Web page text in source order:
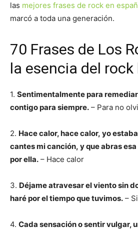
las mejores frases de rock en
marcó a toda una generación.
70 Frases de Los
la esencia del
1. Sentimentalmente para
contigo para siempre. – Para no
2. Hace calor, hace calor, yo
cantes mi canción, y que abras
por ella. – Hace calor
3. Déjame atravesar el viento sin
haré por el tiempo que tuvimos. –
4. Cada sensación o sentir vulgar,